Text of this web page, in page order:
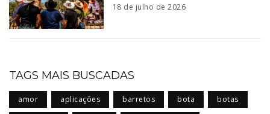
18 de julho de 2026
TAGS MAIS BUSCADAS
amor aplicações barretos bota botas